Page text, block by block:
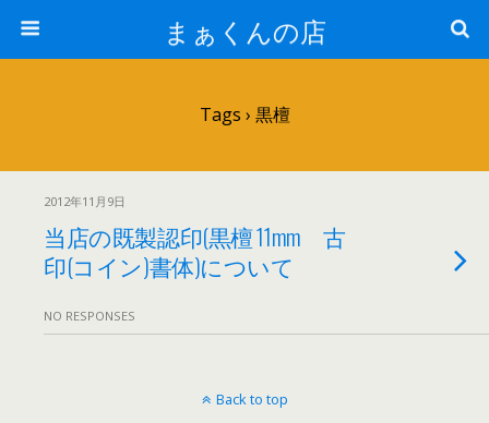
まぁくんの店
Tags › 黒檀
2012年11月9日
当店の既製認印(黒檀 11mm 古
印(コイン)書体)について
NO RESPONSES
Back to top